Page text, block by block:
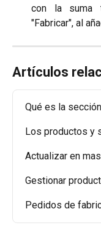
con la suma
"Fabricar", al
Artículos
Qué es la
Los productos y
Actualizar en
Gestionar
Pedidos de